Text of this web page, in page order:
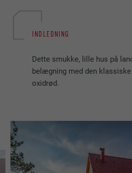
INDLEDNING
Dette smukke, lille hus på
belægning med den klassiske
oxidrød.